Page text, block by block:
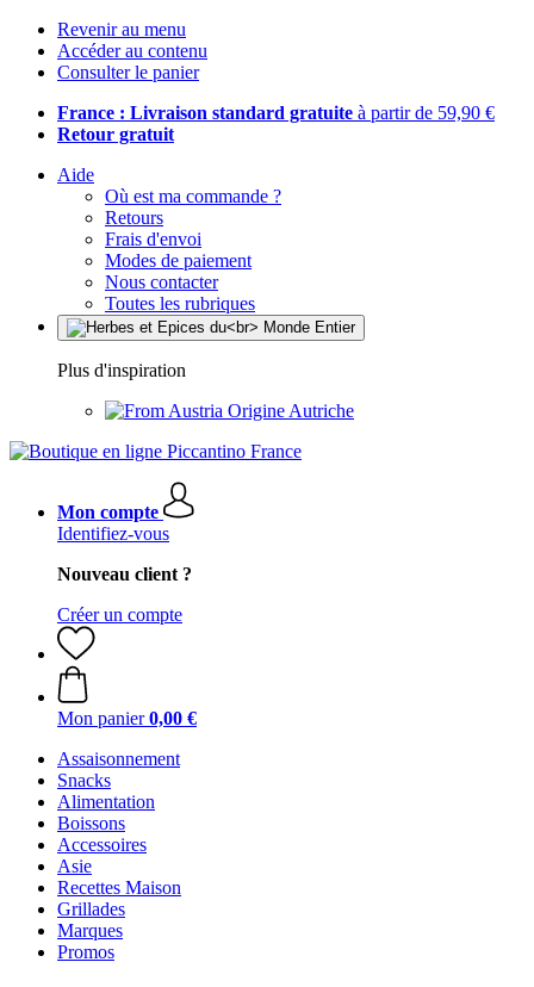
Revenir au menu
Accéder au contenu
Consulter le panier
France : Livraison standard gratuite à partir de 59,90 €
Retour gratuit
Aide
Où est ma commande ?
Retours
Frais d'envoi
Modes de paiement
Nous contacter
Toutes les rubriques
Plus d'inspiration
Origine Autriche
Mon compte
Identifiez-vous
Nouveau client ?
Créer un compte
Mon panier 0,00 €
Assaisonnement
Snacks
Alimentation
Boissons
Accessoires
Asie
Recettes Maison
Grillades
Marques
Promos